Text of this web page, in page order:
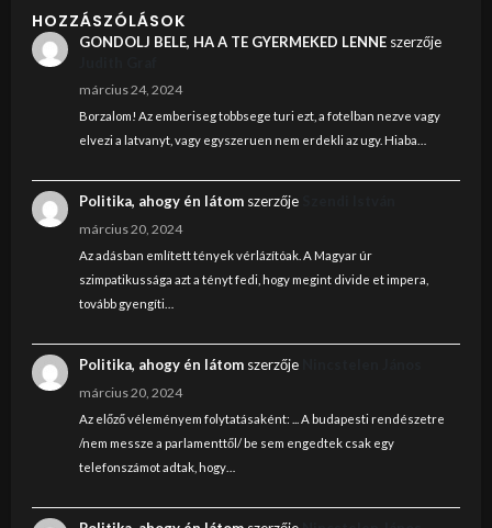
HOZZÁSZÓLÁSOK
GONDOLJ BELE, HA A TE GYERMEKED LENNEszerzője
március 24, 2024
Borzalom! Az emberiseg tobbsege turi ezt, a fotelban nezve vagy
elvezi a latvanyt, vagy egyszeruen nem erdekli az ugy. Hiaba…
Politika, ahogy én látomszerzője
március 20, 2024
Az adásban említett tények vérlázítóak. A Magyar úr
szimpatikussága azt a tényt fedi, hogy megint divide et impera,
tovább gyengíti…
Politika, ahogy én látomszerzője
március 20, 2024
Az előző véleményem folytatásaként: ... A budapesti rendészetre
/nem messze a parlamenttől/ be sem engedtek csak egy
telefonszámot adtak, hogy…